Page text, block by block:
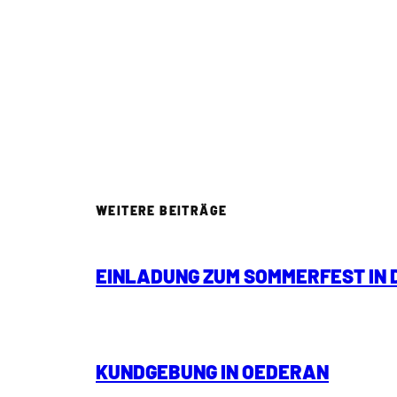
WEITERE BEITRÄGE
EINLADUNG ZUM SOMMERFEST IN
KUNDGEBUNG IN OEDERAN